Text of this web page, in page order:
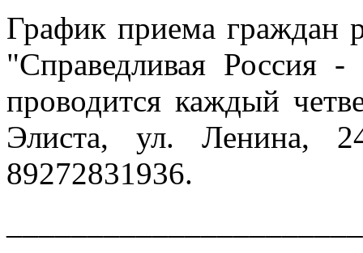
График приема граждан
"Справедливая Россия
проводится каждый
Элиста, ул. Ленина,
89272831936.